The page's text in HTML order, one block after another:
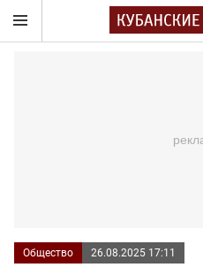
Общество 26.08.2025 17:11